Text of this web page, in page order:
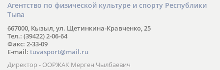
Агентство по физической культуре и спорту Республики
Тыва
667000, Кызыл, ул. Щетинкина-Кравченко, 25
Тел.: (39422) 2-06-64
Факс: 2-33-09
E-mail: tuvasport@mail.ru
Директор - ООРЖАК Мерген Чылбаевич